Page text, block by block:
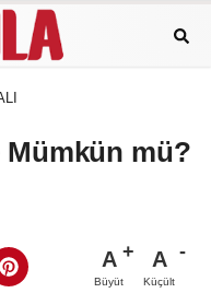
Mümkün mü?
A
Büyüt
A
Küçült